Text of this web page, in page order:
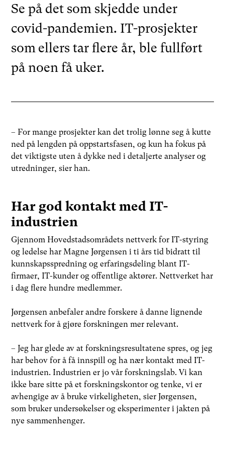
Se på det som skjedde under
covid-pandemien. IT-prosjekter
som ellers tar flere år, ble fullført
på noen få uker.
– For mange prosjekter kan det trolig lønne seg å kutte
ned på lengden på oppstartsfasen, og kun ha fokus på
det viktigste uten å dykke ned i detaljerte analyser og
utredninger, sier han.
Har god kontakt med IT-
industrien
Gjennom Hovedstadsområdets nettverk for IT-styring
og ledelse har Magne Jørgensen i ti års tid bidratt til
kunnskapsspredning og erfaringsdeling blant IT-
firmaer, IT-kunder og offentlige aktører. Nettverket har
i dag flere hundre medlemmer.
Jørgensen anbefaler andre forskere å danne lignende
nettverk for å gjøre forskningen mer relevant.
– Jeg har glede av at forskningsresultatene spres, og jeg
har behov for å få innspill og ha nær kontakt med IT-
industrien. Industrien er jo vår forskningslab. Vi kan
ikke bare sitte på et forskningskontor og tenke, vi er
avhengige av å bruke virkeligheten, sier Jørgensen,
som bruker undersøkelser og eksperimenter i jakten på
nye sammenhenger.